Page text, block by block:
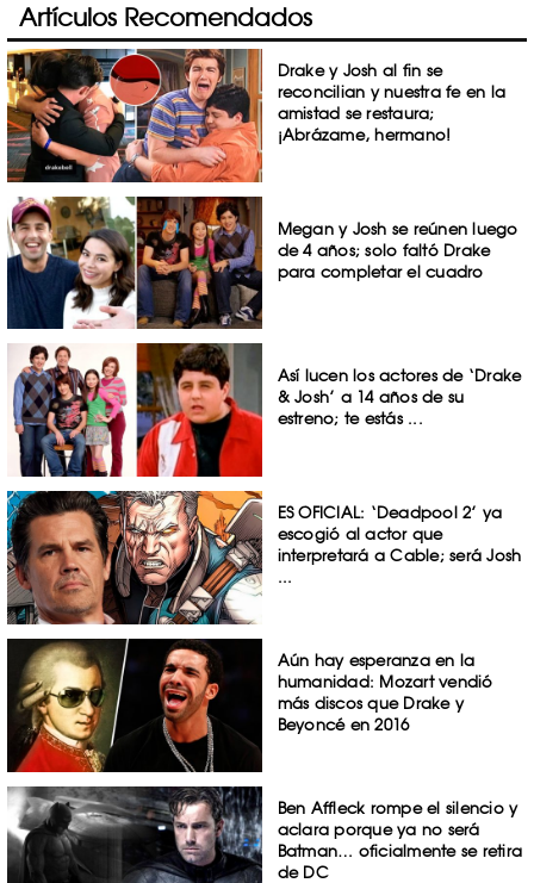
Artículos Recomendados
Drake y Josh al fin se
reconcilian y nuestra fe en la
amistad se restaura;
¡Abrázame, hermano!
Megan y Josh se reúnen luego
de 4 años; solo faltó Drake
para completar el cuadro
Así lucen los actores de ‘Drake
& Josh’ a 14 años de su
estreno; te estás ...
ES OFICIAL: ‘Deadpool 2’ ya
escogió al actor que
interpretará a Cable; será Josh
...
Aún hay esperanza en la
humanidad: Mozart vendió
más discos que Drake y
Beyoncé en 2016
Ben Affleck rompe el silencio y
aclara porque ya no será
Batman… oficialmente se retira
de DC